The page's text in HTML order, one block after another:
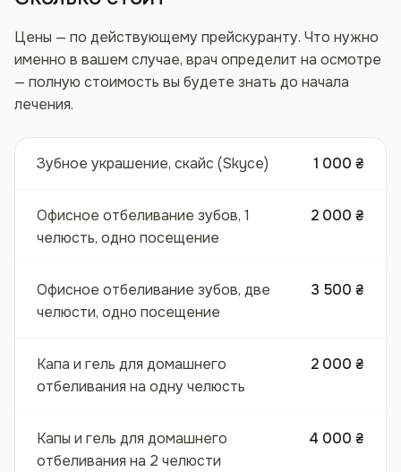
Цены — по действующему прейскуранту. Что нужно
именно в вашем случае, врач определит на осмотре
— полную стоимость вы будете знать до начала
лечения.
Зубное украшение, скайс (Skyce) 1 000 ₴
Офисное отбеливание зубов, 1
челюсть, одно посещение
2 000 ₴
Офисное отбеливание зубов, две
челюсти, одно посещение
3 500 ₴
Капа и гель для домашнего
отбеливания на одну челюсть
2 000 ₴
Капы и гель для домашнего
отбеливания на 2 челюсти
4 000 ₴